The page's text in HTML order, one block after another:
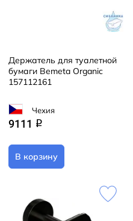
Держатель для туалетной
бумаги Bemeta Organic
157112161
Чехия
9111 q
В корзину